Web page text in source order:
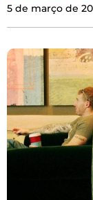
5 de março de